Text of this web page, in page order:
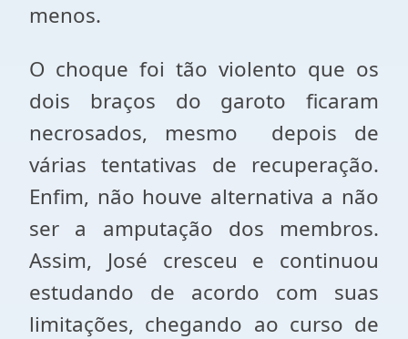
menos.
O choque foi tão violento que os
dois braços do garoto ficaram
necrosados, mesmo depois de
várias tentativas de recuperação.
Enfim, não houve alternativa a não
ser a amputação dos membros.
Assim, José cresceu e continuou
estudando de acordo com suas
limitações, chegando ao curso de